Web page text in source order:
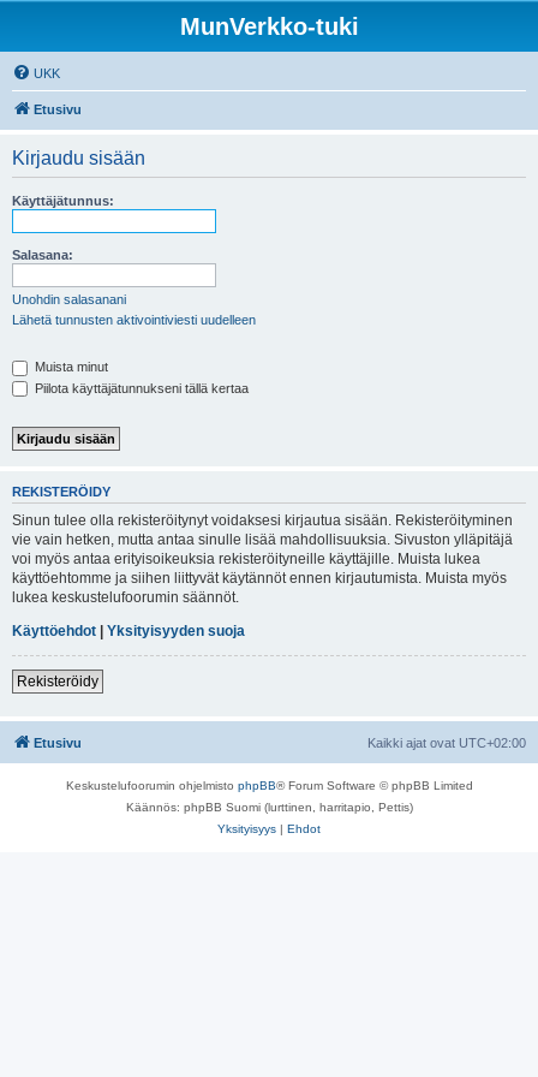
MunVerkko-tuki
UKK
Etusivu
Kirjaudu sisään
Käyttäjätunnus:
Salasana:
Unohdin salasanani
Lähetä tunnusten aktivointiviesti uudelleen
Muista minut
Piilota käyttäjätunnukseni tällä kertaa
REKISTERÖIDY
Sinun tulee olla rekisteröitynyt voidaksesi kirjautua sisään. Rekisteröityminen
vie vain hetken, mutta antaa sinulle lisää mahdollisuuksia. Sivuston ylläpitäjä
voi myös antaa erityisoikeuksia rekisteröityneille käyttäjille. Muista lukea
käyttöehtomme ja siihen liittyvät käytännöt ennen kirjautumista. Muista myös
lukea keskustelufoorumin säännöt.
Käyttöehdot | Yksityisyyden suoja
Rekisteröidy
Etusivu Kaikki ajat ovat UTC+02:00
Keskustelufoorumin ohjelmisto phpBB® Forum Software © phpBB Limited
Käännös: phpBB Suomi (lurttinen, harritapio, Pettis)
Yksityisyys | Ehdot